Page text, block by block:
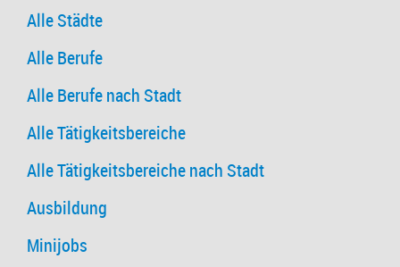
Alle Städte
Alle Berufe
Alle Berufe nach Stadt
Alle Tätigkeitsbereiche
Alle Tätigkeitsbereiche nach Stadt
Ausbildung
Minijobs